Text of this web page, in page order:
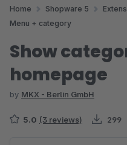
Home Shopware 5
Menu + category
Show
homepage
by MKX - Berlin GmbH
5.0 (3 reviews) 299